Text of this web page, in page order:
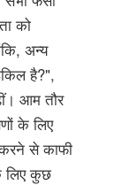
को
अन्य
है?",
आम तौर
के लिए
से काफी
लिए कुछ